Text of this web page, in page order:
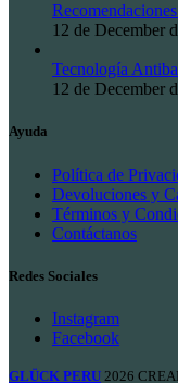
12 de December
Tecnología
12 de December
Ayuda
Política de
Devoluciones y
Términos y
Contáctanos
Redes Sociales
Instagram
Facebook
GLÜCK PERU 2026